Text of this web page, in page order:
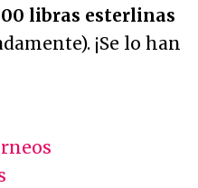
libras esterlinas
¡Se lo han